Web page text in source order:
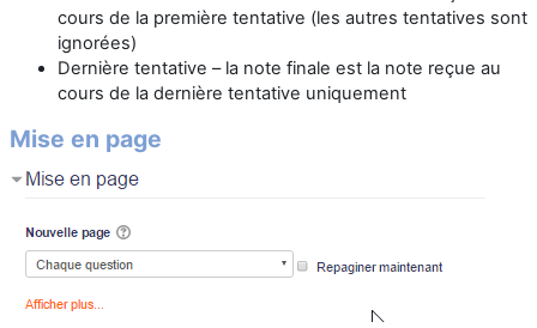
cours de la première tentative (les autres tentatives sont
ignorées)
Dernière tentative – la note finale est la note reçue au
cours de la dernière tentative uniquement
Mise en page